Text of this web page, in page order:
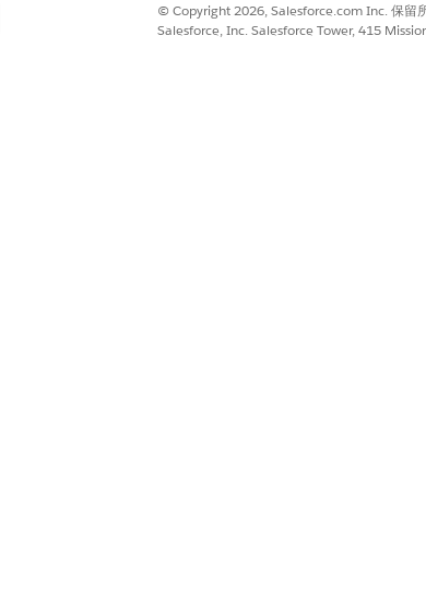
診斷故障碼 (DTC)。MuleSoft 會與 Automotive Cloud 共用
單,以及預估的修復成本和時間。Automotive Cloud 透過
© Copyright 2026, Salesforce.com Inc. 保留
Salesforce, Inc. Salesforce Tower, 415